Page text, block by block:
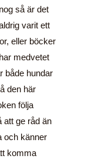
så är det
varit ett
eller böcker
medvetet
både hundar
den här
följa
att ge råd än
och känner
komma